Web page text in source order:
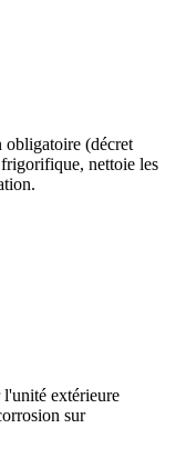
obligatoire (décret
nettoie les
extérieure
sur